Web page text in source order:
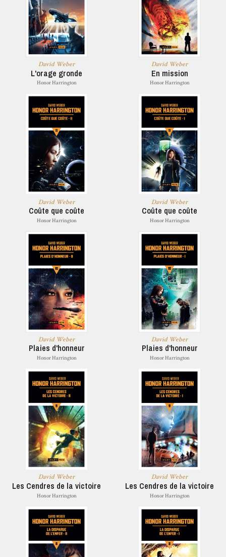
David Weber
L'orage gronde
Honor Harrington
David Weber
En mission
Honor Harrington
David Weber
Coûte que coûte
Honor Harrington
David Weber
Coûte que coûte
Honor Harrington
David Weber
Plaies d'honneur
Honor Harrington
David Weber
Plaies d'honneur
Honor Harrington
David Weber
Les Cendres de la victoire
Honor Harrington
David Weber
Les Cendres de la victoire
Honor Harrington